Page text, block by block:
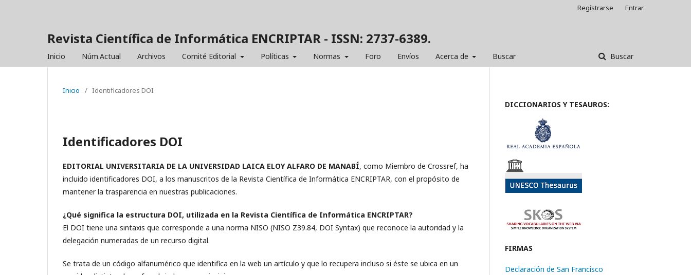
Revista Científica de Informática ENCRIPTAR - ISSN: 2737-6389.
Inicio Núm.Actual Archivos Comité Editorial Políticas Normas Foro Envíos Acerca de Buscar Buscar
Registrarse Entrar
Inicio / Identificadores DOI
Identificadores DOI
EDITORIAL UNIVERSITARIA DE LA UNIVERSIDAD LAICA ELOY ALFARO DE MANABÍ, como Miembro de Crossref, ha
incluido identificadores DOI, a los manuscritos de la Revista Científica de Informática ENCRIPTAR, con el propósito de
mantener la trasparencia en nuestras publicaciones.
¿Qué significa la estructura DOI, utilizada en la Revista Científica de Informática ENCRIPTAR?
El DOI tiene una sintaxis que corresponde a una norma NISO (NISO Z39.84, DOI Syntax) que reconoce la autoridad y la
delegación numeradas de un recurso digital.
Se trata de un código alfanumérico que identifica en la web un artículo y que lo recupera incluso si éste se ubica en un
DICCIONARIOS Y TESAUROS:
FIRMAS
Declaración de San Francisco